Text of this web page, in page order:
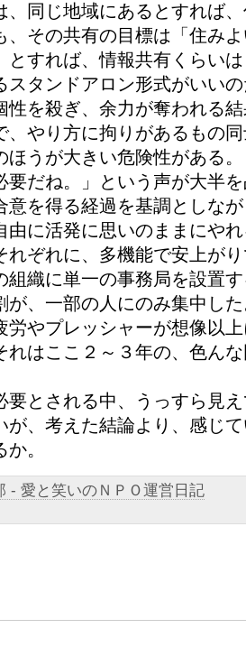
、同じ地域にあるとすれば
、その共有の目標は「住み
とすれば、情報共有くらい
スタンドアロン形式がいい
性を殺ぎ、余力が奪われる
、やり方に拘りがあるもの
ほうが大きい危険性がある
要だね。」という声が大半
意を得る経過を基調としな
由に活発に思いのままにや
れぞれに、多機能で安上が
組織に単一の事務局を設置
が、一部の人にのみ集中し
労やプレッシャーが想像以
れはここ２～３年の、色ん
要とされる中、うっすら見
が、考えた結論より、感じ
。
- 愛と笑いのＮＰＯ運営日記